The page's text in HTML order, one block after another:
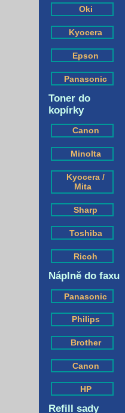
Oki
Kyocera
Epson
Panasonic
Toner do
kopírky
Canon
Minolta
Kyocera /
Mita
Sharp
Toshiba
Ricoh
Náplně do faxu
Panasonic
Philips
Brother
Canon
HP
Refill sady